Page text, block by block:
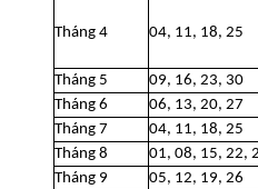
Tháng 4 04, 11, 18, 25
Tháng 5
09, 16, 23, 30
Tháng 6
06, 13, 20, 27
Tháng 7
04, 11, 18, 25
Tháng 8
01, 08, 15, 22,
Tháng 9
05, 12, 19, 26